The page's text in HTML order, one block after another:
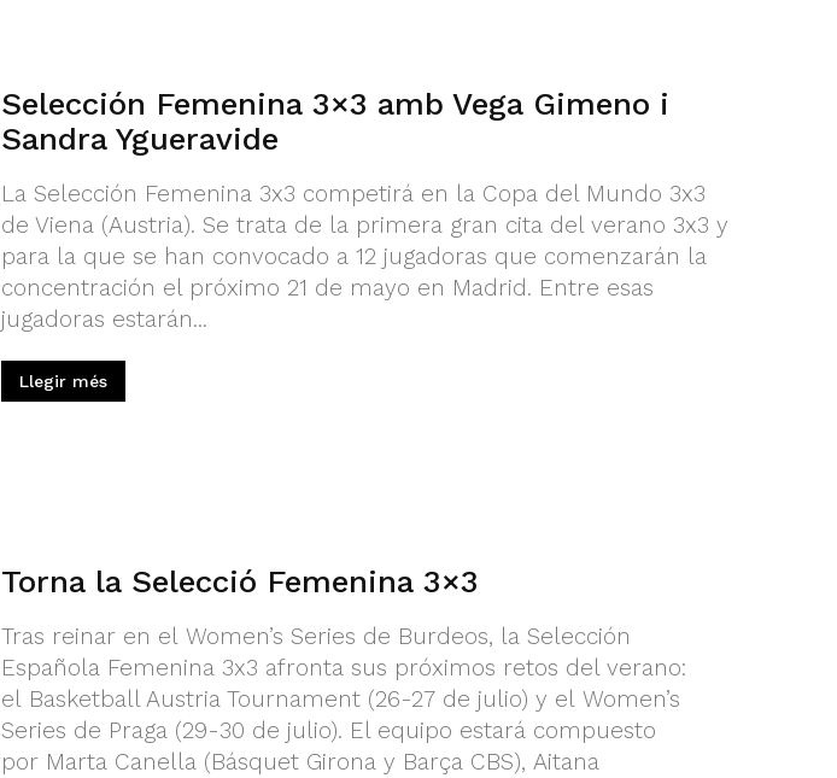
Selección Femenina 3×3 amb Vega Gimeno i
Sandra Ygueravide
La Selección Femenina 3x3 competirá en la Copa del Mundo 3x3
de Viena (Austria). Se trata de la primera gran cita del verano 3x3 y
para la que se han convocado a 12 jugadoras que comenzarán la
concentración el próximo 21 de mayo en Madrid. Entre esas
jugadoras estarán...
Llegir més
Torna la Selecció Femenina 3×3
Tras reinar en el Women’s Series de Burdeos, la Selección
Española Femenina 3x3 afronta sus próximos retos del verano:
el Basketball Austria Tournament (26-27 de julio) y el Women’s
Series de Praga (29-30 de julio). El equipo estará compuesto
por Marta Canella (Básquet Girona y Barça CBS), Aitana